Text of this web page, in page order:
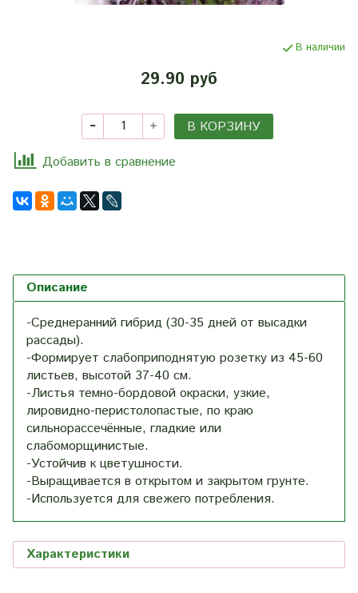
В наличии
29.90 руб
В КОРЗИНУ
Добавить в сравнение
Описание
-Среднеранний гибрид (30-35 дней от высадки
рассады).
-Формирует слабоприподнятую розетку из 45-60
листьев, высотой 37-40 см.
-Листья темно-бордовой окраски, узкие,
лировидно-перистолопастые, по краю
сильнорассечённые, гладкие или
слабоморщинистые.
-Устойчив к цветушности.
-Выращивается в открытом и закрытом грунте.
-Используется для свежего потребления.
Характеристики